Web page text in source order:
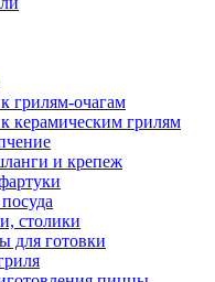
грилям-очагам
керамическим грилям
и крепеж
столики
для готовки